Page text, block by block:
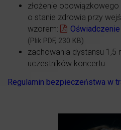
złożenie
o stanie zdrowia przy
wzorem:
(Plik PDF, 230 KB)
zachowania dystansu 1,5
uczestników koncertu
Regulamin bezpieczeństwa w